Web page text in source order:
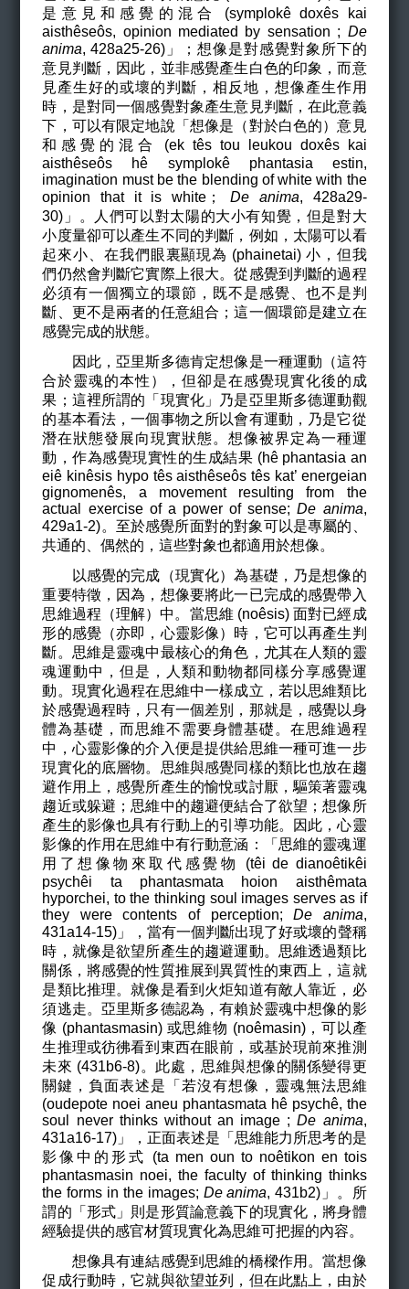
是意見和感覺的混合 (symplokê doxês kai
aisthêseôs, opinion mediated by sensation ; De
anima, 428a25-26)」；想像是對感覺對象所下的
意見判斷，因此，並非感覺產生白色的印象，而意
見產生好的或壞的判斷，相反地，想像產生作用
時，是對同一個感覺對象產生意見判斷，在此意義
下，可以有限定地說「想像是（對於白色的）意見
和感覺的混合 (ek tês tou leukou doxês kai
aisthêseôs hê symplokê
phantasia estin,
imagination must be the blending of white with the
opinion that it is white；De anima, 428a29-
30)」。人們可以對太陽的大小有知覺，但是對大
小度量卻可以產生不同的判斷，例如，太陽可以看
起來小、在我們眼裏顯現為 (phainetai) 小，但我
們仍然會判斷它實際上很大。從感覺到判斷的過程
必須有一個獨立的環節，既不是感覺、也不是判
斷、更不是兩者的任意組合；這一個環節是建立在
感覺完成的狀態。
因此，亞里斯多德肯定想像是一種運動（這符
合於靈魂的本性），但卻是在感覺現實化後的成
果；這裡所謂的「現實化」乃是亞里斯多德運動觀
的基本看法，一個事物之所以會有運動，乃是它從
潛在狀態發展向現實狀態。想像被界定為一種運
動，作為感覺現實性的生成結果 (hê phantasia an
eiê kinêsis hypo têsaisthêseôs tês kat’ energeian
gignomenês, a movement resulting from the
actual exercise of a power of sense;De anima,
429a1-2)。至於感覺所面對的對象可以是專屬的、
共通的、偶然的，這些對象也都適用於想像。
以感覺的完成（現實化）為基礎，乃是想像的
重要特徵，因為，想像要將此一已完成的感覺帶入
思維過程（理解）中。當思維 (noêsis) 面對已經成
形的感覺（亦即，心靈影像）時，它可以再產生判
斷。思維是靈魂中最核心的角色，尤其在人類的靈
魂運動中，但是，人類和動物都同樣分享感覺運
動。現實化過程在思維中一樣成立，若以思維類比
於感覺過程時，只有一個差別，那就是，感覺以身
體為基礎，而思維不需要身體基礎。在思維過程
中，心靈影像的介入便是提供給思維一種可進一步
現實化的底層物。思維與感覺同樣的類比也放在趨
避作用上，感覺所產生的愉悅或討厭，驅策著靈魂
趨近或躲避；思維中的趨避便結合了欲望；想像所
產生的影像也具有行動上的引導功能。因此，心靈
影像的作用在思維中有行動意涵：「思維的靈魂運
用了想像物來取代感覺物 (têi de dianoêtikêi
psychêi ta phantasmata hoion aisthêmata
hyporchei, to the thinking soul images serves as if
they were contents of perception;De anima,
431a14-15)」，當有一個判斷出現了好或壞的聲稱
時，就像是欲望所產生的趨避運動。思維透過類比
關係，將感覺的性質推展到異質性的東西上，這就
是類比推理。就像是看到火炬知道有敵人靠近，必
須逃走。亞里斯多德認為，有賴於靈魂中想像的影
像 (phantasmasin) 或思維物 (noêmasin)，可以產
生推理或彷彿看到東西在眼前，或基於現前來推測
未來 (431b6-8)。此處，思維與想像的關係變得更
關鍵，負面表述是「若沒有想像，靈魂無法思維
(oudepote noei aneu phantasmata hê psychê, the
soul never thinks without an image ;De anima,
431a16-17)」，正面表述是「思維能力所思考的是
影像中的形式 (ta men oun to noêtikon en tois
phantasmasin noei, the faculty of thinking thinks
the forms in the images; De anima, 431b2)」。所
謂的「形式」則是形質論意義下的現實化，將身體
經驗提供的感官材質現實化為思維可把握的內容。
想像具有連結感覺到思維的橋樑作用。當想像
促成行動時，它就與欲望並列，但在此點上，由於